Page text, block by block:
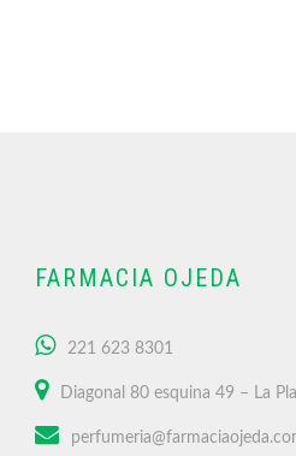
FARMACIA OJEDA
221 623 8301
Diagonal 80 esquina 49 – La